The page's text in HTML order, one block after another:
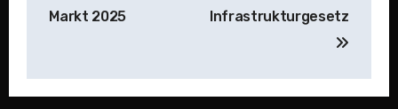
Markt 2025
Infrastrukturgesetz